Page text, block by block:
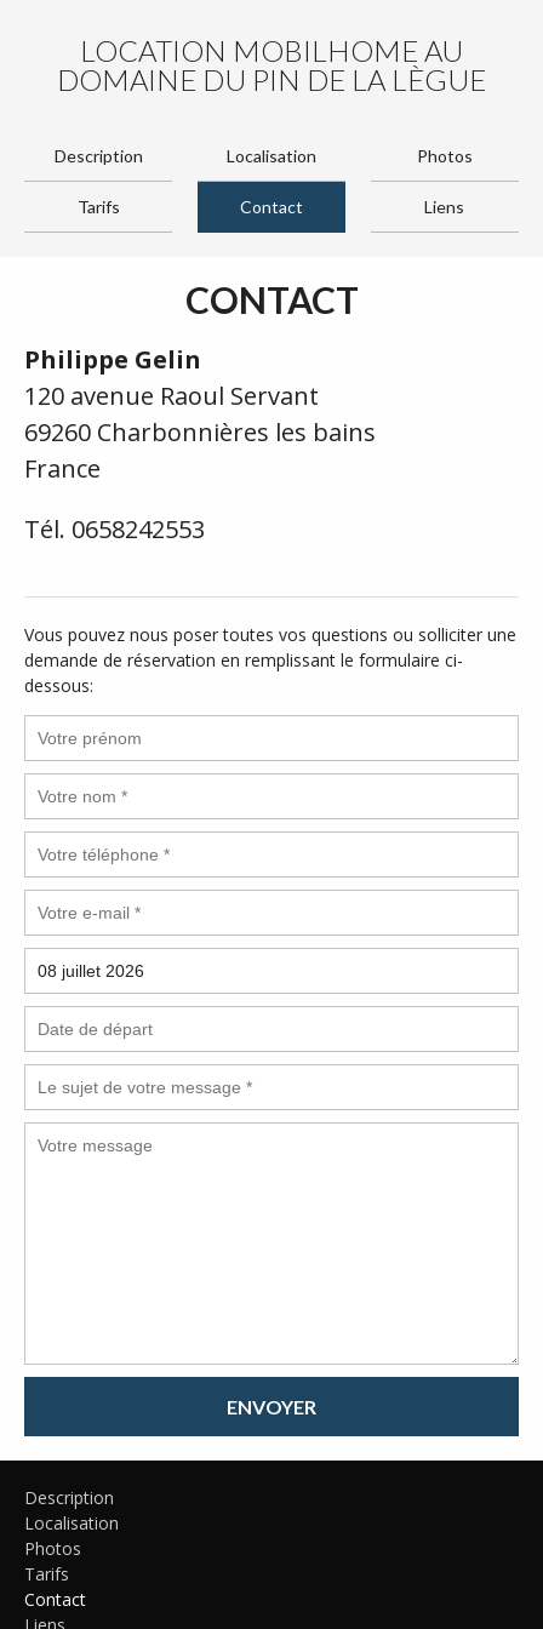
LOCATION MOBILHOME AU
DOMAINE DU PIN DE LA LÈGUE
Description Localisation Photos
Tarifs Contact Liens
CONTACT
Philippe Gelin
120 avenue Raoul Servant
69260 Charbonnières les bains
France
Tél. 0658242553
Vous pouvez nous poser toutes vos questions ou solliciter une
demande de réservation en remplissant le formulaire ci-
dessous:
ENVOYER
Description
Localisation
Photos
Tarifs
Contact